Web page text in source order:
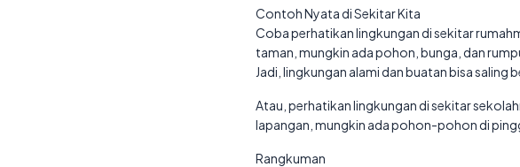
Contoh Nyata di Sekitar Kita
Coba perhatikan lingkungan di sekitar
taman, mungkin ada pohon, bunga, dan
Jadi, lingkungan alami dan buatan bisa saling
Atau, perhatikan lingkungan di sekitar
lapangan, mungkin ada pohon-pohon di
Rangkuman